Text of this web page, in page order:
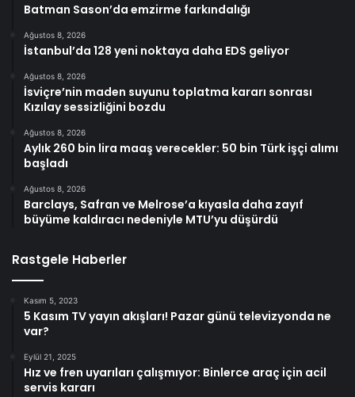
Batman Sason’da emzirme farkındalığı
Ağustos 8, 2026
İstanbul’da 128 yeni noktaya daha EDS geliyor
Ağustos 8, 2026
İsviçre’nin maden suyunu toplatma kararı sonrası
Kızılay sessizliğini bozdu
Ağustos 8, 2026
Aylık 260 bin lira maaş verecekler: 50 bin Türk işçi alımı
başladı
Ağustos 8, 2026
Barclays, Safran ve Melrose’a kıyasla daha zayıf
büyüme kaldıracı nedeniyle MTU’yu düşürdü
Rastgele Haberler
Kasım 5, 2023
5 Kasım TV yayın akışları! Pazar günü televizyonda ne
var?
Eylül 21, 2025
Hız ve fren uyarıları çalışmıyor: Binlerce araç için acil
servis kararı